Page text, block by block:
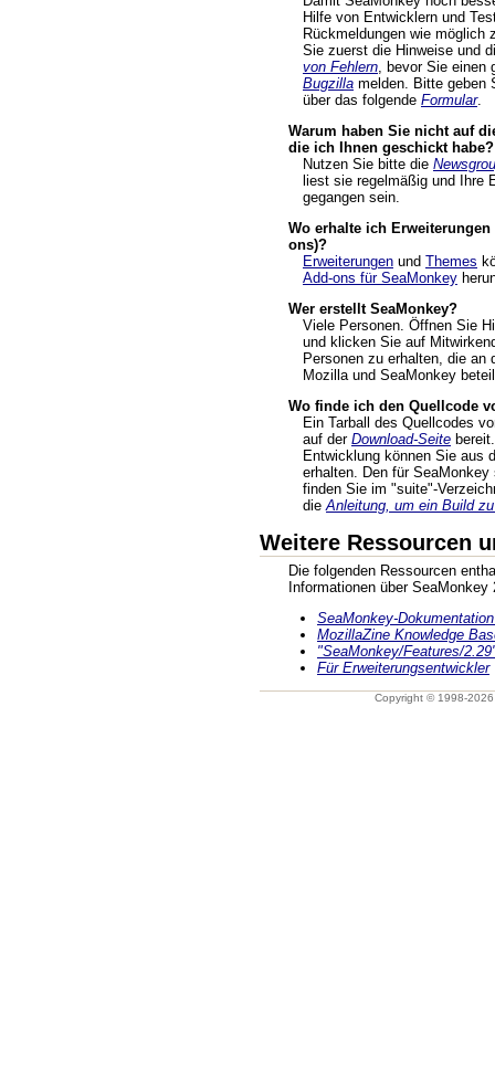
Hilfe von Entwicklern und
Rückmeldungen wie möglich
Sie zuerst die Hinweise und
von Fehlern, bevor Sie einen
Bugzilla melden. Bitte geben
über das folgende Formular.
Warum haben Sie nicht auf
die ich Ihnen geschickt habe?
Nutzen Sie bitte die
liest sie regelmäßig und Ihre
gegangen sein.
Wo erhalte ich
ons)?
Erweiterungen und Themes
Add-ons für SeaMonkey
Wer erstellt SeaMonkey?
Viele Personen. Öffnen Sie
und klicken Sie auf
Personen zu erhalten, die an
Mozilla und SeaMonkey
Wo finde ich den Quellcode
Ein Tarball des Quellcodes
auf der Download-Seite
Entwicklung können Sie aus
erhalten. Den für
finden Sie im "suite"-
dieAnleitung, um ein Build
Weitere Ressourcen
Die folgenden Ressourcen
Informationen über SeaMonkey
SeaMonkey-
MozillaZine Knowledge
"SeaMonkey/Features/
Für Erweiterungsentwickler
Copyright © 1998-